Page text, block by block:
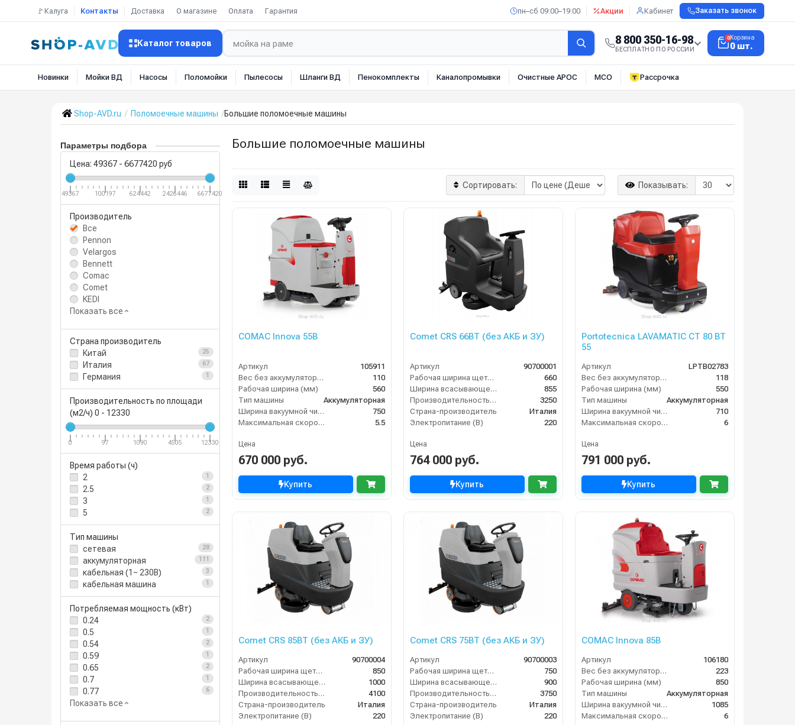
🚩Калуга Контакты Доставка О магазине Оплата Гарантия пн–сб 09:00–19:00 Акции Кабинет Заказать звонок
Каталог товаров 8 800 350-16-98
БЕСПЛАТНО ПО РОССИИ
0Корзина
0 шт.
Новинки Мойки ВД Насосы Поломойки Пылесосы Шланги ВД Пенокомплекты Каналопромывки Очистные АРОС МСО Рассрочка
Shop-AVD.ru Поломоечные машины Большие поломоечные машины
Параметры подбора
Цена: 49367 - 6677420 руб
49367 100197 624442 2426446 6677420
Производитель
Все
Pennon
Velargos
Bennett
Comac
Comet
KEDI
Показать все
Страна производитель
Китай
25
Италия 67
Германия 1
Производительность по площади
(м2/ч) 0 - 12330
0 97 1090 4505 12330
Время работы (ч)
2
1
2.5 2
3 1
5 2
Тип машины
сетевая
28
аккумуляторная 111
кабельная (1~ 230В) 3
кабельная машина 1
Потребляемая мощность (кВт)
0.24
2
0.5 1
0.54 2
0.59 1
0.65 2
0.7 1
0.77 6
Показать все
Большие поломоечные машины
Сортировать: Показывать:
COMAC Innova 55B
Артикул
105911
Вес без аккумуляторов (кг)
110
Рабочая ширина (мм)
560
Тип машины
Аккумуляторная
Ширина вакуумной чистки (мм)
750
Максимальная скорость движения (км/ч)
5.5
Цена
670 000 руб.
Купить
Comet CRS 66BT (без АКБ и ЗУ)
Артикул
90700001
Рабочая ширина щеток (мм)
660
Ширина всасывающей балки (мм)
855
Производительность по площади (м2/ч)
3250
Страна-производитель
Италия
Электропитание (В)
220
Цена
764 000 руб.
Купить
Portotecnica LAVAMATIC CT 80 BT
55
Артикул
LPTB02783
Вес без аккумуляторов (кг)
118
Рабочая ширина (мм)
550
Тип машины
Аккумуляторная
Ширина вакуумной чистки (мм)
710
Максимальная скорость движения (км/ч)
6
Цена
791 000 руб.
Купить
Comet CRS 85BT (без АКБ и ЗУ)
Артикул
90700004
Рабочая ширина щеток (мм)
850
Ширина всасывающей балки (мм)
1000
Производительность по площади (м2/ч)
4100
Страна-производитель
Италия
Электропитание (В)
220
Comet CRS 75BT (без АКБ и ЗУ)
Артикул
90700003
Рабочая ширина щеток (мм)
750
Ширина всасывающей балки (мм)
900
Производительность по площади (м2/ч)
3750
Страна-производитель
Италия
Электропитание (В)
220
COMAC Innova 85B
Артикул
106180
Вес без аккумуляторов (кг)
223
Рабочая ширина (мм)
850
Тип машины
Аккумуляторная
Ширина вакуумной чистки (мм)
1085
Максимальная скорость движения (км/ч)
6